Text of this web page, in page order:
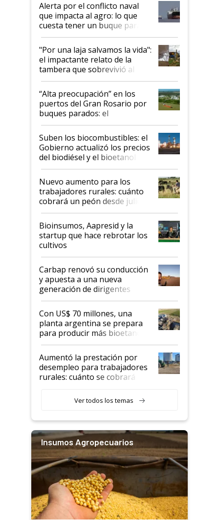
Alerta por el conflicto naval
que impacta al agro: lo que
cuesta tener un buque parado
y el peligro de que Argentina
pase a ser "país sucio"
"Por una laja salvamos la vida":
el impactante relato de la
tambera que sobrevivió al
tornado
“Alta preocupación” en los
puertos del Gran Rosario por
buques parados: el
funcionamiento de las
exportadoras en tensión tras
la medida de fuerza de los
prácticos
Suben los biocombustibles: el
Gobierno actualizó los precios
del biodiésel y el bioetanol
Nuevo aumento para los
trabajadores rurales: cuánto
cobrará un peón desde julio
Bioinsumos, Aapresid y la
startup que hace rebrotar los
cultivos
Carbap renovó su conducción
y apuesta a una nueva
generación de dirigentes
rurales
Con US$ 70 millones, una
planta argentina se prepara
para producir más bioetanol
que nunca
Aumentó la prestación por
desempleo para trabajadores
rurales: cuánto se cobrará
Ver todos los temas
Insumos Agropecuarios